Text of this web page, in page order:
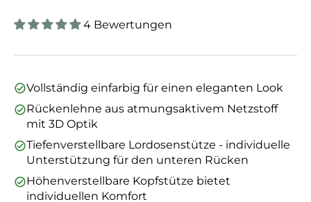
4 Bewertungen
Vollständig einfarbig für einen eleganten Look
Rückenlehne aus atmungsaktivem Netzstoff
mit 3D Optik
Tiefenverstellbare Lordosenstütze - individuelle
Unterstützung für den unteren Rücken
Höhenverstellbare Kopfstütze bietet
individuellen Komfort